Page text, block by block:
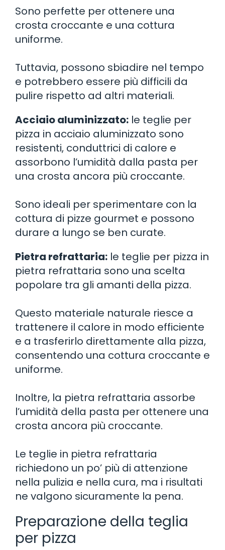
Sono perfette per ottenere una
crosta croccante e una cottura
uniforme.
Tuttavia, possono sbiadire nel tempo
e potrebbero essere più difficili da
pulire rispetto ad altri materiali.
Acciaio aluminizzato: le teglie per
pizza in acciaio aluminizzato sono
resistenti, conduttrici di calore e
assorbono l’umidità dalla pasta per
una crosta ancora più croccante.
Sono ideali per sperimentare con la
cottura di pizze gourmet e possono
durare a lungo se ben curate.
Pietra refrattaria: le teglie per pizza in
pietra refrattaria sono una scelta
popolare tra gli amanti della pizza.
Questo materiale naturale riesce a
trattenere il calore in modo efficiente
e a trasferirlo direttamente alla pizza,
consentendo una cottura croccante e
uniforme.
Inoltre, la pietra refrattaria assorbe
l’umidità della pasta per ottenere una
crosta ancora più croccante.
Le teglie in pietra refrattaria
richiedono un po’ più di attenzione
nella pulizia e nella cura, ma i risultati
ne valgono sicuramente la pena.
Preparazione della teglia
per pizza